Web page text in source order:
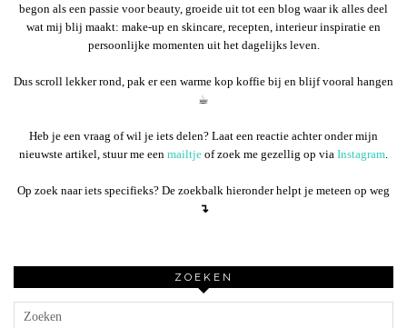
begon als een passie voor beauty, groeide uit tot een blog waar ik alles deel
wat mij blij maakt: make-up en skincare, recepten, interieur inspiratie en
persoonlijke momenten uit het dagelijks leven.
Dus scroll lekker rond, pak er een warme kop koffie bij en blijf vooral hangen
☕︎
Heb je een vraag of wil je iets delen? Laat een reactie achter onder mijn
nieuwste artikel, stuur me een mailtje of zoek me gezellig op via Instagram
Op zoek naar iets specifieks? De zoekbalk hieronder helpt je meteen op weg
↴
ZOEKEN